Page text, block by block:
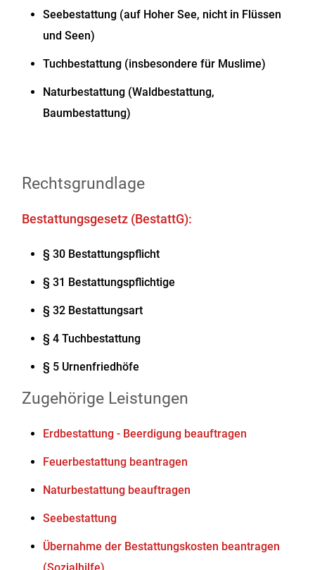
Seebestattung (auf Hoher See, nicht in Flüssen
und Seen)
Tuchbestattung (insbesondere für Muslime)
Naturbestattung (Waldbestattung,
Baumbestattung)
Rechtsgrundlage
Bestattungsgesetz (BestattG):
§ 30 Bestattungspflicht
§ 31 Bestattungspflichtige
§ 32 Bestattungsart
§ 4 Tuchbestattung
§ 5 Urnenfriedhöfe
Zugehörige Leistungen
Erdbestattung - Beerdigung beauftragen
Feuerbestattung beantragen
Naturbestattung beauftragen
Seebestattung
Übernahme der Bestattungskosten beantragen